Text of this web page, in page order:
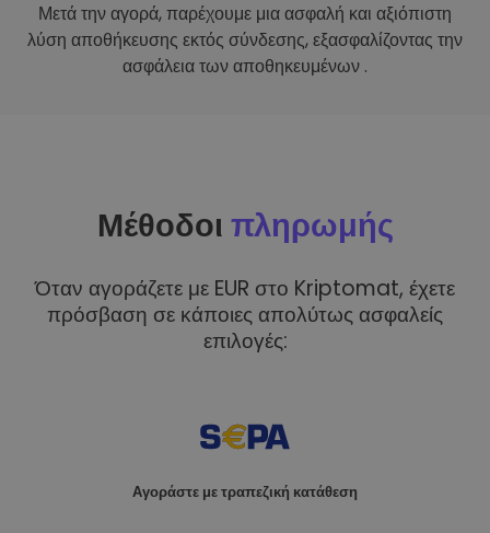
Μετά την αγορά, παρέχουμε μια ασφαλή και αξιόπιστη
λύση αποθήκευσης εκτός σύνδεσης, εξασφαλίζοντας την
ασφάλεια των αποθηκευμένων .
Μέθοδοι πληρωμής
Όταν αγοράζετε με EUR στο Kriptomat, έχετε
πρόσβαση σε κάποιες απολύτως ασφαλείς
επιλογές:
Αγοράστε με τραπεζική κατάθεση